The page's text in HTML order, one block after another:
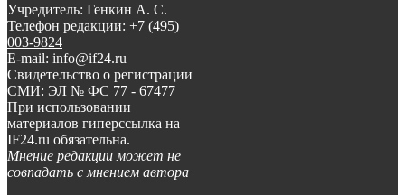
Учредитель: Генкин А. С.
Телефон редакции: +7 (495)
003-9824
E-mail: info@if24.ru
Свидетельство о регистрации
СМИ: ЭЛ № ФС 77 - 67477
При использовании
материалов гиперссылка на
IF24.ru обязательна.
Мнение редакции может не
совпадать с мнением автора